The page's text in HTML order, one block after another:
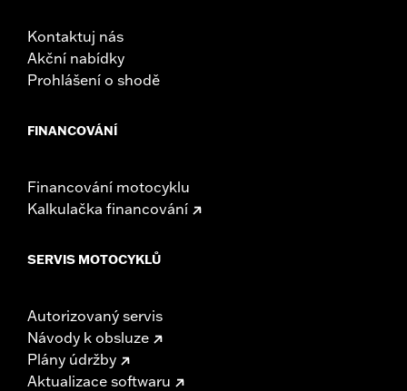
Kontaktuj nás
Akční nabídky
Prohlášení o shodě
FINANCOVÁNÍ
Financování motocyklu
Kalkulačka financování
SERVIS MOTOCYKLŮ
Autorizovaný servis
Návody k obsluze
Plány údržby
Aktualizace softwaru